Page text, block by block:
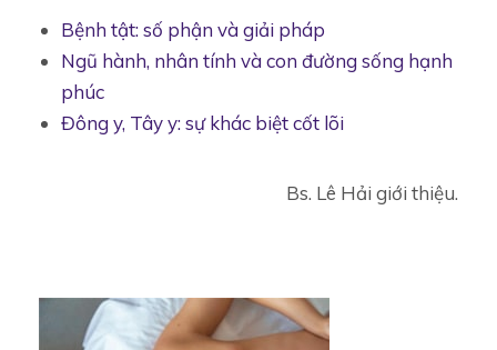
Bệnh tật: số phận và giải pháp
Ngũ hành, nhân tính và con đường sống hạnh
phúc
Đông y, Tây y: sự khác biệt cốt lõi
Bs. Lê Hải giới thiệu.